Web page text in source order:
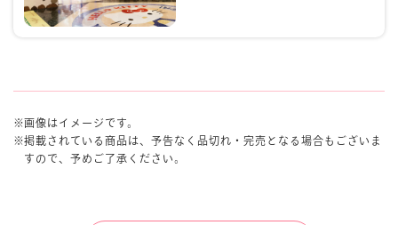
画像はイメージです。
掲載されている商品は、予告なく品切れ・完売となる場合もございま
すので、予めご了承ください。